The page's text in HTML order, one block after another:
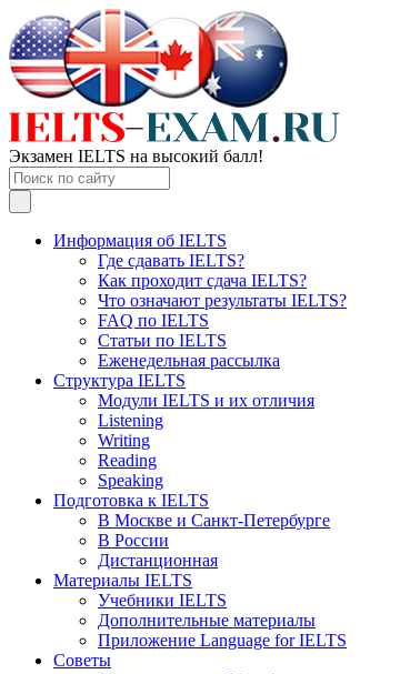
Экзамен IELTS на высокий балл!
Информация об IELTS
Где сдавать IELTS?
Как проходит сдача IELTS?
Что означают результаты IELTS?
FAQ по IELTS
Статьи по IELTS
Еженедельная рассылка
Структура IELTS
Модули IELTS и их отличия
Listening
Writing
Reading
Speaking
Подготовка к IELTS
В Москве и Санкт-Петербурге
В России
Дистанционная
Материалы IELTS
Учебники IELTS
Дополнительные материалы
Приложение Language for IELTS
Советы